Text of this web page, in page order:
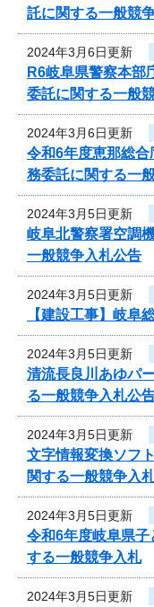
託に関する一般競
2024年3月6日更新
R6岐阜県警察本部
委託に関する一般
2024年3月6日更新
令和6年度恵那総
務委託に関する一
2024年3月5日更新
岐阜北警察署空調
一般競争入札公告
2024年3月5日更新
【建設工事】岐阜
2024年3月5日更新
清流長良川あゆパ
る一般競争入札公
2024年3月5日更新
文字情報変換ソフ
関する一般競争入
2024年3月5日更新
令和6年度岐阜県
する一般競争入札
2024年3月5日更新